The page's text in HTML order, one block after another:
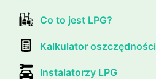
Co to jest LPG?
Kalkulator oszczędności
Instalatorzy LPG